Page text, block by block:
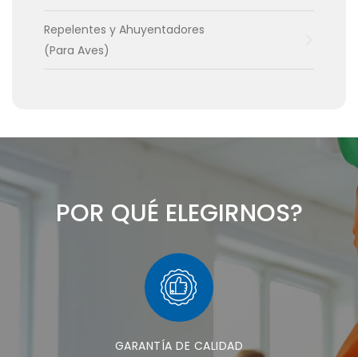
Repelentes y Ahuyentadores
(Para Aves)
POR QUÉ ELEGIRNOS?
GARANTÍA DE CALIDAD